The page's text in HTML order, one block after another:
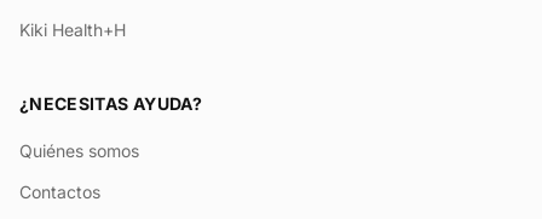
Kiki Health+H
¿NECESITAS AYUDA?
Quiénes somos
Contactos